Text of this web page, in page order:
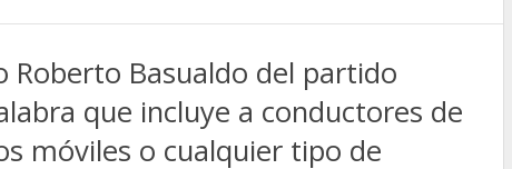
Roberto Basualdo del partido
que incluye a conductores de
móviles o cualquier tipo de